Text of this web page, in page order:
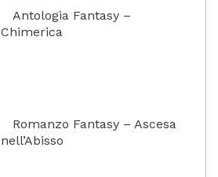
Antologia Fantasy –
Chimerica
Romanzo Fantasy – Ascesa
nell’Abisso